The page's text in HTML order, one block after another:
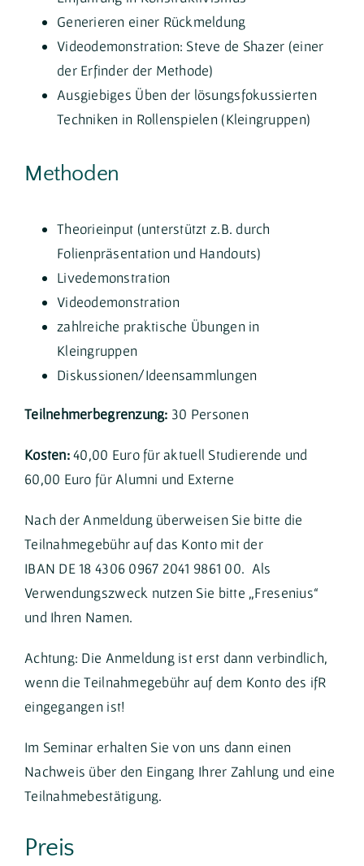
Generieren einer Rückmeldung
Videodemonstration: Steve de Shazer (einer
der Erfinder der Methode)
Ausgiebiges Üben der lösungsfokussierten
Techniken in Rollenspielen (Kleingruppen)
Methoden
Theorieinput (unterstützt z.B. durch
Folienpräsentation und Handouts)
Livedemonstration
Videodemonstration
zahlreiche praktische Übungen in
Kleingruppen
Diskussionen/Ideensammlungen
Teilnehmerbegrenzung: 30 Personen
Kosten:40,00 Euro für aktuell Studierende und
60,00 Euro für Alumni und Externe
Nach der Anmeldung überweisen Sie bitte die
Teilnahmegebühr auf das Konto mit der
IBAN DE 18 4306 0967 2041 9861 00. Als
Verwendungszweck nutzen Sie bitte „Fresenius“
und Ihren Namen.
Achtung: Die Anmeldung ist erst dann verbindlich,
wenn die Teilnahmegebühr auf dem Konto des ifR
eingegangen ist!
Im Seminar erhalten Sie von uns dann einen
Nachweis über den Eingang Ihrer Zahlung und eine
Teilnahmebestätigung.
Preis